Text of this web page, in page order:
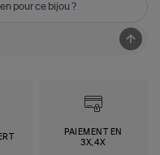
pour ce bijou ?
PAIEMENT EN
3X,4X